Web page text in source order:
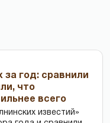
за год: сравнили
что
всего
известий»